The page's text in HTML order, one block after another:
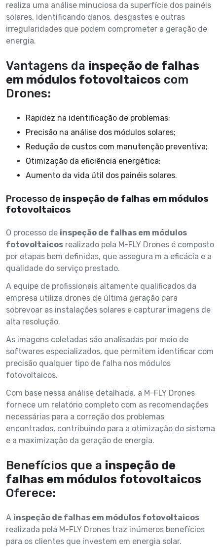
realiza uma análise minuciosa da superfície dos painéis
solares, identificando danos, desgastes e outras
irregularidades que podem comprometer a geração de
energia.
Vantagens da inspeção de falhas
em módulos fotovoltaicos com
Drones:
Rapidez na identificação de problemas;
Precisão na análise dos módulos solares;
Redução de custos com manutenção preventiva;
Otimização da eficiência energética;
Aumento da vida útil dos painéis solares.
Processo de inspeção de falhas em módulos
fotovoltaicos
O processo de inspeção de falhas em módulos
fotovoltaicos realizado pela M-FLY Drones é composto
por etapas bem definidas, que assegura m a eficácia e a
qualidade do serviço prestado.
A equipe de profissionais altamente qualificados da
empresa utiliza drones de última geração para
sobrevoar as instalações solares e capturar imagens de
alta resolução.
As imagens coletadas são analisadas por meio de
softwares especializados, que permitem identificar com
precisão qualquer tipo de falha nos módulos
fotovoltaicos.
Com base nessa análise detalhada, a M-FLY Drones
fornece um relatório completo com as recomendações
necessárias para a correção dos problemas
encontrados, contribuindo para a otimização do sistema
e a maximização da geração de energia.
Benefícios que a inspeção de
falhas em módulos fotovoltaicos
Oferece:
A inspeção de falhas em módulos fotovoltaicos
realizada pela M-FLY Drones traz inúmeros benefícios
para os clientes que investem em energia solar.